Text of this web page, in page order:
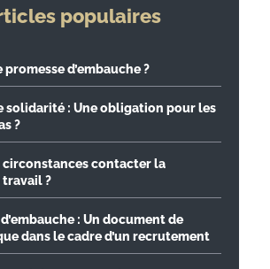
populaires
d’embauche ?
solidarité : Une obligation pour les
?
circonstances contacter la
travail ?
: Un document de
dans le cadre d’un recrutement